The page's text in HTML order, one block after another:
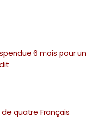
6 mois pour un
de quatre Français